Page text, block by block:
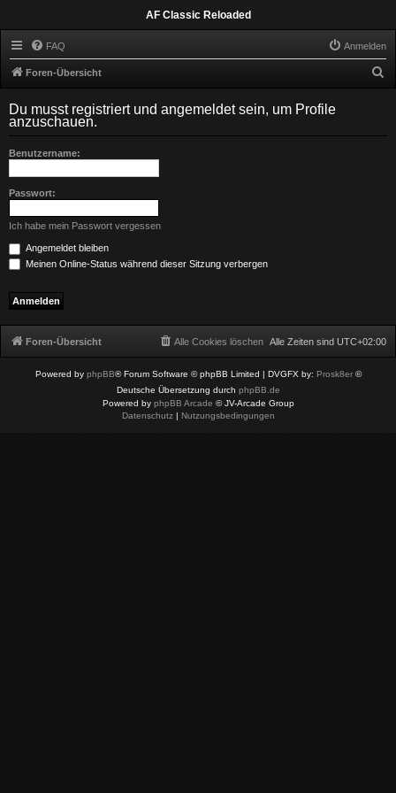
AF Classic Reloaded
FAQ Anmelden
Foren-Übersicht
h
Du musst registriert und angemeldet sein, um Profile
anzuschauen.
Benutzername:
Passwort:
Ich habe mein Passwort vergessen
Angemeldet bleiben
Meinen Online-Status während dieser Sitzung verbergen
Foren-Übersicht Alle Zeiten sind UTC+02:00
Alle Cookies löschen
Powered by phpBB® Forum Software © phpBB Limited | DVGFX by: Prosk8er©
Deutsche Übersetzung durch phpBB.de
Powered by phpBB Arcade © JV-Arcade Group
Datenschutz| Nutzungsbedingungen